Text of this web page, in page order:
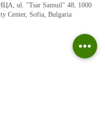
ul. "Tsar Samuil" 48, 1000
Center, Sofia, Bulgaria